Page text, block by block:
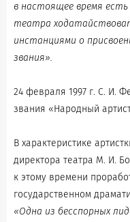
в настоящее время есть
театра
инстанциями о
звания».
24 февраля 1997 г. С. И.
звания «Народный
В характеристике
директора театра М. И.
к этому времени
государственном
«Одна из бесспорных